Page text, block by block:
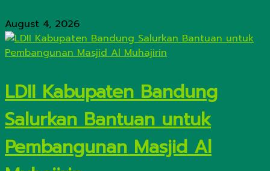
August 4, 2026
LDII Kabupaten Bandung
Salurkan Bantuan untuk
Pembangunan Masjid Al